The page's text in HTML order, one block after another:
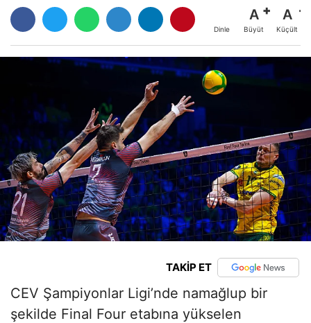
Dinle
A
Büyüt
A
Küçült
TAKİP ET
CEV Şampiyonlar Ligi’nde namağlup bir
şekilde Final Four etabına yükselen